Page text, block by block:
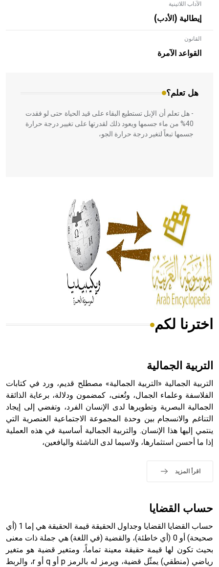
الآداب اللاتينية
إيطالية (الأدب)
القانون
القواعد الآمرة
هل تعلم؟
- هل تعلم أن الأبلق نوع من الفنون الهندسية التي ارتبطت
بالعمارة الإسلامية في بلاد الشام ومصر خاصة، حيث يحرص
المعمار على بناء مداميكه وخاصة في الواجهات
- هل تعلم أن الإبل تستطيع البقاء على قيد الحياة حتى لو فقدت
40% من ماء جسمها ويعود ذلك لقدرتها على تغيير درجة حرارة
جسمها تبعاً لتغير درجة حرارة الجو،
الحكم، الأدلة، تنظيم التغذية، ورسالته في جروح الرأس. ويعود
له الفضل بأنه حرر الطب من الدين والفلسفة.
- هل تعلم أن المرجان إفراز حيواني يتكون في البحر ويتركب
من مادة كربونات الكلسيوم، وهو أحمر أو شديد الحمرة وهو
أجود أنواعه، ويمتاز بكبر الحجم ويسمى الش
هل تعلم أن الأبسيد كلمة فرنسية اللفظ تم اعتمادها مصطلحاً
- هل تعلم أن أبجر Abgar اسم معروف جيداً يعود إلى عدد من
الملوك الذين حكموا مدينة إديسا (الرها) من أبجر الأول وحتى
التاسع، وهم ينتسبون إلى أسرة أوسروين
حيث تقتصر القيمة الصوتية للعلامة الك
اخترنا لكم
التربية الجمالية
التربية الجمالية «التربية الجمالية» مصطلح قديم، ورد في كتابات
الفلاسفة وعلماء الجمال، وتُعنى، كمضمون ودلالة، برعاية الذائقة
الجمالية البصرية وتطويرها لدى الإنسان الفرد، وتفضي إلى إيجاد
التناغم والانسجام بين وحدة المجموعة الاجتماعية العنصرية التي
ينتمي إليها هذا الإنسان. والتربية الجمالية أساسية في هذه العملية
إذا ما أحسن استثمارها، ولاسيما لدى الناشئة واليافعين،
اقرأ المزيد
حساب القضايا
حساب القضايا القضايا وجداول الحقيقة قيمة الحقيقة هي إما 1 (أي
صحيحة) أو 0 (أي خاطئة)، والقضية (في اللغة) هي جملة ذات معنى
بحيث تكون لها قيمة حقيقة معينة تماماً، ومتغير قضية هو متغير
رياضي (منطقي) يمثّل قضية، ويرمز له بالرمز p أو q أو r، والربط